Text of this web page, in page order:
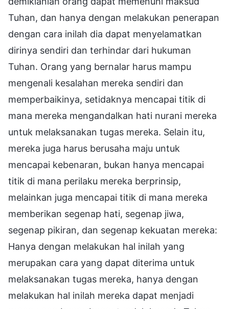
Tuhan, dan hanya dengan melakukan penerapan
dengan cara inilah dia dapat menyelamatkan
dirinya sendiri dan terhindar dari hukuman
Tuhan. Orang yang bernalar harus mampu
mengenali kesalahan mereka sendiri dan
memperbaikinya, setidaknya mencapai titik di
mana mereka mengandalkan hati nurani mereka
untuk melaksanakan tugas mereka. Selain itu,
mereka juga harus berusaha maju untuk
mencapai kebenaran, bukan hanya mencapai
titik di mana perilaku mereka berprinsip,
melainkan juga mencapai titik di mana mereka
memberikan segenap hati, segenap jiwa,
segenap pikiran, dan segenap kekuatan mereka:
Hanya dengan melakukan hal inilah yang
merupakan cara yang dapat diterima untuk
melaksanakan tugas mereka, hanya dengan
melakukan hal inilah mereka dapat menjadi